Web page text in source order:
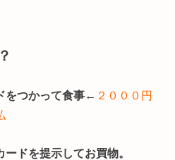
をつかって食事← ２０００円
ドを提示してお買物。